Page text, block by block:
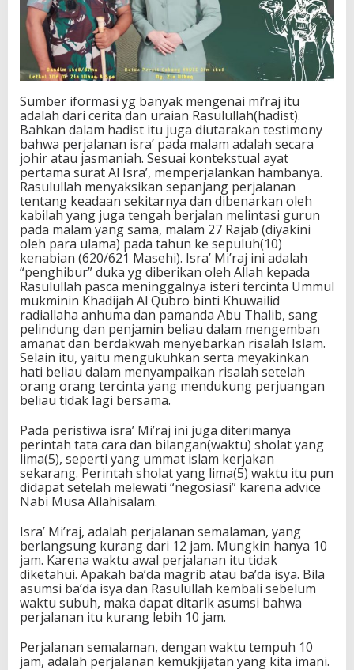
Sumber iformasi yg banyak mengenai mi’raj itu
adalah dari cerita dan uraian Rasulullah(hadist).
Bahkan dalam hadist itu juga diutarakan testimony
bahwa perjalanan isra’ pada malam adalah secara
johir atau jasmaniah. Sesuai kontekstual ayat
pertama surat Al Isra’, memperjalankan hambanya.
Rasulullah menyaksikan sepanjang perjalanan
tentang keadaan sekitarnya dan dibenarkan oleh
kabilah yang juga tengah berjalan melintasi gurun
pada malam yang sama, malam 27 Rajab (diyakini
oleh para ulama) pada tahun ke sepuluh(10)
kenabian (620/621 Masehi). Isra’ Mi’raj ini adalah
“penghibur” duka yg diberikan oleh Allah kepada
Rasulullah pasca meninggalnya isteri tercinta Ummul
mukminin Khadijah Al Qubro binti Khuwailid
radiallaha anhuma dan pamanda Abu Thalib, sang
pelindung dan penjamin beliau dalam mengemban
amanat dan berdakwah menyebarkan risalah Islam.
Selain itu, yaitu mengukuhkan serta meyakinkan
hati beliau dalam menyampaikan risalah setelah
orang orang tercinta yang mendukung perjuangan
beliau tidak lagi bersama.
Pada peristiwa isra’ Mi’raj ini juga diterimanya
perintah tata cara dan bilangan(waktu) sholat yang
lima(5), seperti yang ummat islam kerjakan
sekarang. Perintah sholat yang lima(5) waktu itu pun
didapat setelah melewati “negosiasi” karena advice
Nabi Musa Allahisalam.
Isra’ Mi’raj, adalah perjalanan semalaman, yang
berlangsung kurang dari 12 jam. Mungkin hanya 10
jam. Karena waktu awal perjalanan itu tidak
diketahui. Apakah ba’da magrib atau ba’da isya. Bila
asumsi ba’da isya dan Rasulullah kembali sebelum
waktu subuh, maka dapat ditarik asumsi bahwa
perjalanan itu kurang lebih 10 jam.
Perjalanan semalaman, dengan waktu tempuh 10
jam, adalah perjalanan kemukjijatan yang kita imani.